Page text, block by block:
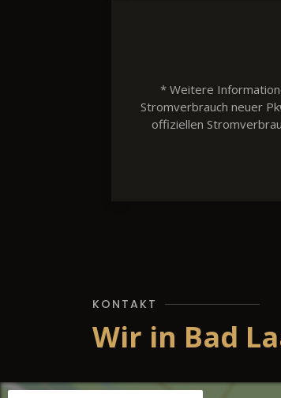
* Weitere
Stromverbrauch neuer
offiziellen
KONTAKT
Wir in Bad